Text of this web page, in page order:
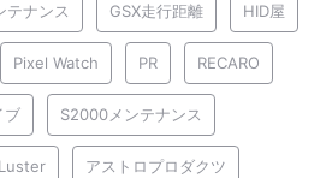
テナンス GSX走行距離 HID屋
Pixel Watch PR RECARO
ブ S2000メンテナンス
アストロプロダクツ